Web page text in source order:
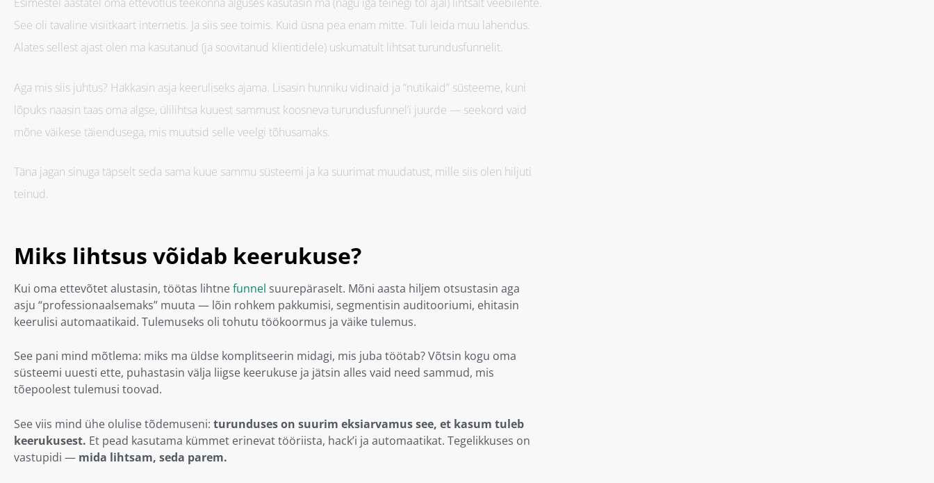
See oli tavaline visiitkaart internetis. Ja siis see toimis. Kuid üsna pea enam mitte. Tuli leida muu lahendus.
Alates sellest ajast olen ma kasutanud (ja soovitanud klientidele) uskumatult lihtsat turundusfunnelit.
Aga mis siis juhtus? Hakkasin asja keeruliseks ajama. Lisasin hunniku vidinaid ja “nutikaid” süsteeme, kuni
lõpuks naasin taas oma algse, ülilihtsa kuuest sammust koosneva turundusfunnel’i juurde — seekord vaid
mõne väikese täiendusega, mis muutsid selle veelgi tõhusamaks.
Täna jagan sinuga täpselt seda sama kuue sammu süsteemi ja ka suurimat muudatust, mille siis olen hiljuti
teinud.
Miks lihtsus võidab keerukuse?
Kui oma ettevõtet alustasin, töötas lihtnefunnel suurepäraselt. Mõni aasta hiljem otsustasin aga
asju “professionaalsemaks” muuta — lõin rohkem pakkumisi, segmentisin auditooriumi, ehitasin
keerulisi automaatikaid. Tulemuseks oli tohutu töökoormus ja väike tulemus.
See pani mind mõtlema: miks ma üldse komplitseerin midagi, mis juba töötab? Võtsin kogu oma
süsteemi uuesti ette, puhastasin välja liigse keerukuse ja jätsin alles vaid need sammud, mis
tõepoolest tulemusi toovad.
See viis mind ühe olulise tõdemuseni: turunduses on suurim eksiarvamus see, et kasum tuleb
keerukusest. Et pead kasutama kümmet erinevat tööriista, hack’i ja automaatikat. Tegelikkuses on
vastupidi — mida lihtsam, seda parem.